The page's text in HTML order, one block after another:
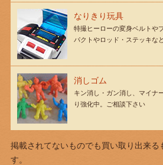
なりきり玩具
特撮ヒーローの変身ベルトや
パクトやロッド・ステッキな
消しゴム
キン消し・ガン消し、マイナ
り強化中。ご相談下さい
掲載されてないものでも買い取り出来る
す。